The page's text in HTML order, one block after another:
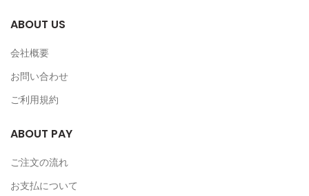
ABOUT US
会社概要
お問い合わせ
ご利用規約
ABOUT PAY
ご注文の流れ
お支払について